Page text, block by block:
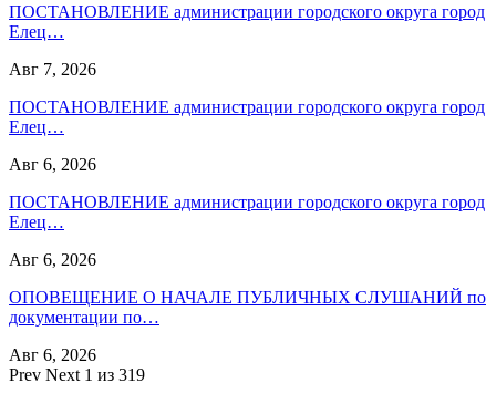
ПОСТАНОВЛЕНИЕ администрации городского округа город
Елец…
Авг 7, 2026
ПОСТАНОВЛЕНИЕ администрации городского округа город
Елец…
Авг 6, 2026
ПОСТАНОВЛЕНИЕ администрации городского округа город
Елец…
Авг 6, 2026
ОПОВЕЩЕНИЕ О НАЧАЛЕ ПУБЛИЧНЫХ СЛУШАНИЙ по
документации по…
Авг 6, 2026
Prev Next 1 из 319